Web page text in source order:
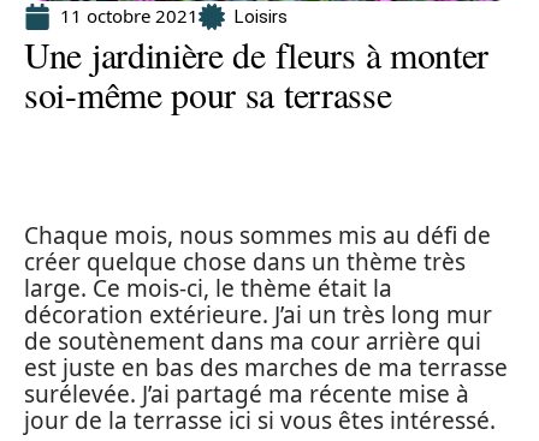
11 octobre 2021 Loisirs
Une jardinière de fleurs à monter
soi-même pour sa terrasse
Chaque mois, nous sommes mis au défi de
créer quelque chose dans un thème très
large. Ce mois-ci, le thème était la
décoration extérieure. J’ai un très long mur
de soutènement dans ma cour arrière qui
est juste en bas des marches de ma terrasse
surélevée. J’ai partagé ma récente mise à
jour de la terrasse ici si vous êtes intéressé.